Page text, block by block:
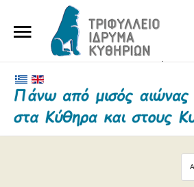
ΤΟ ΙΔΡΥΜΑ
ΕΥΕΡΓΕΤΕΣ ΚΑΙ ΔΩΡΗΤΕΣ